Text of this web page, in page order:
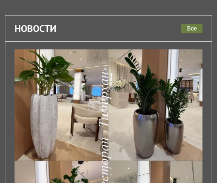
НОВОСТИ Все